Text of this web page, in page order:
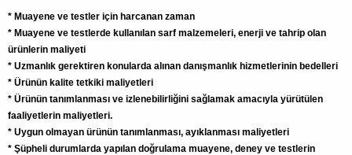
* Muayene ve testler için harcanan zaman
* Muayene ve testlerde kullanılan sarf malzemeleri, enerji ve tahrip olan
ürünlerin maliyeti
* Uzmanlık gerektiren konularda alınan danışmanlık hizmetlerinin bedelleri
* Ürünün kalite tetkiki maliyetleri
* Ürünün tanımlanması ve izlenebilirliğini sağlamak amacıyla yürütülen
faaliyetlerin maliyetleri.
* Uygun olmayan ürünün tanımlanması, ayıklanması maliyetleri
* Şüpheli durumlarda yapılan doğrulama muayene, deney ve testlerin